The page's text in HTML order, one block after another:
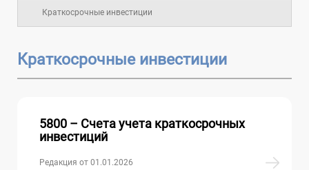
Глава 3. Собственный капитал (8000–
Глава 4. Доходы и расходы (9000–9900) 10
Глава 5. Забалансовые счета
Краткосрочные инвестиции
Краткосрочные инвестиции
5800 – Счета учета краткосрочных
инвестиций
Редакция от 01.01.2026